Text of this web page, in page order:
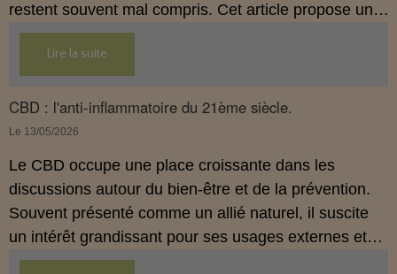
restent souvent mal compris. Cet article propose une
mise au point claire, moderne et conforme à la
réglementation française de 2026, afin de mieux
comprendre comment le CBD s’intègre dans une
approche globale de prévention.
Lire la suite
CBD : l'anti-inflammatoire du 21ème siècle.
Le 13/05/2026
Le CBD occupe une place croissante dans les
discussions autour du bien‑être et de la prévention.
Souvent présenté comme un allié naturel, il suscite
un intérêt grandissant pour ses usages externes et
son interaction avec le système endocannabinoïde.